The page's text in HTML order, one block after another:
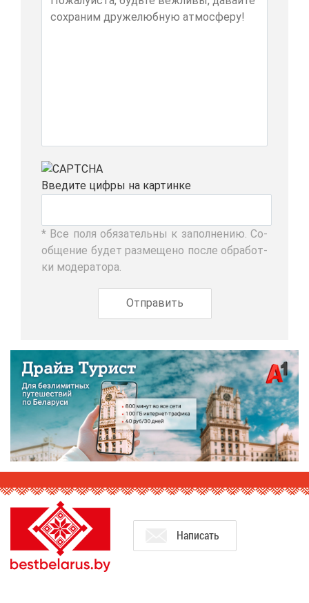
Вве­ди­те циф­ры на кар­тин­ке
* Все по­ля обя­за­тель­ны к за­пол­не­нию. Со­
об­ще­ние бу­дет раз­ме­ще­но по­сле об­ра­бот­
ки мо­де­ра­то­ра.
На­пи­сать